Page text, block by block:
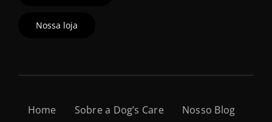
Nossa loja
Home Sobre a Dog’s Care
Nosso Blog